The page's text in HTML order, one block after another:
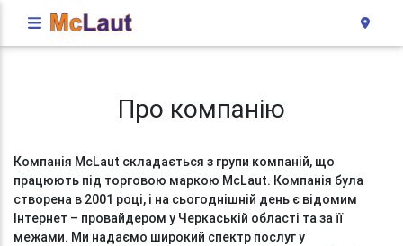
Про компанію
Компанія McLaut складається з групи компаній, що
працюють під торговою маркою McLaut. Компанія була
створена в 2001 році, і на сьогоднішній день є відомим
Інтернет – провайдером у Черкаській області та за її
межами. Ми надаємо широкий спектр послуг у